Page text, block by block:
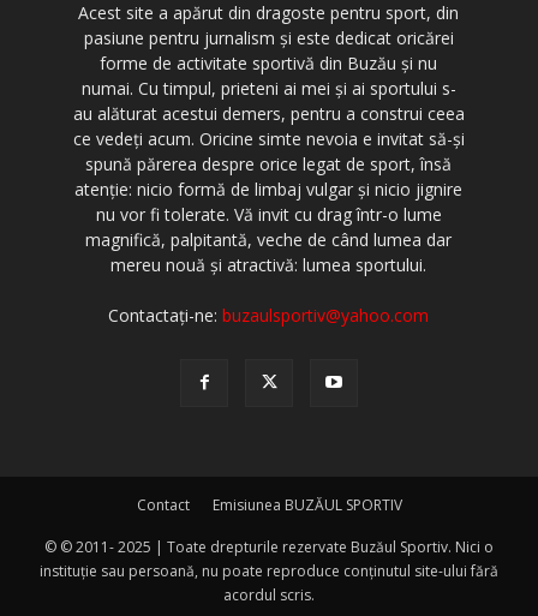
Acest site a apărut din dragoste pentru sport, din
pasiune pentru jurnalism şi este dedicat oricărei
forme de activitate sportivă din Buzău şi nu
numai. Cu timpul, prieteni ai mei şi ai sportului s-
au alăturat acestui demers, pentru a construi ceea
ce vedeţi acum. Oricine simte nevoia e invitat să-şi
spună părerea despre orice legat de sport, însă
atenţie: nicio formă de limbaj vulgar şi nicio jignire
nu vor fi tolerate. Vă invit cu drag într-o lume
magnifică, palpitantă, veche de când lumea dar
mereu nouă şi atractivă: lumea sportului.
Contactați-ne:buzaulsportiv@yahoo.com
Contact Emisiunea BUZĂUL SPORTIV
© © 2011- 2025 | Toate drepturile rezervate Buzăul Sportiv. Nici o
instituţie sau persoană, nu poate reproduce conţinutul site-ului fără
acordul scris.